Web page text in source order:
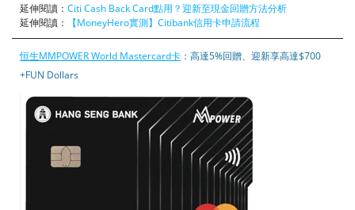
延伸閱讀： Citi Cash Back Card點用？迎新至現金回贈方法分析
延伸閱讀：
【MoneyHero實測】Citibank信用卡申請流程
恒生MMPOWER World Mastercard卡 ：高達5%回贈、迎新享高達$700
+FUN Dollars